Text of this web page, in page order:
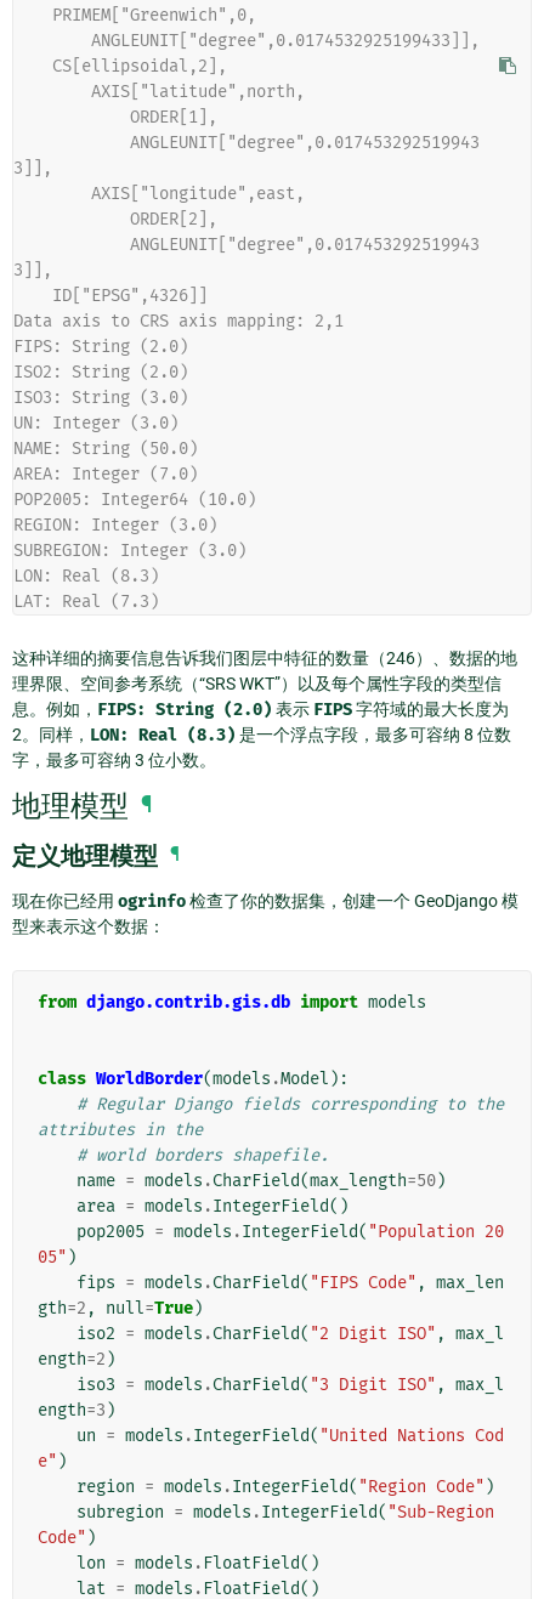
    PRIMEM["Greenwich",0,
        ANGLEUNIT["degree",0.0174532925199433]],
    CS[ellipsoidal,2],
        AXIS["latitude",north,
            ORDER[1],
3]],
        AXIS["longitude",east,
            ORDER[2],
3]],
    ID["EPSG",4326]]
Data axis to CRS axis mapping: 2,1
FIPS: String (2.0)
ISO2: String (2.0)
ISO3: String (3.0)
UN: Integer (3.0)
NAME: String (50.0)
AREA: Integer (7.0)
POP2005: Integer64 (10.0)
REGION: Integer (3.0)
SUBREGION: Integer (3.0)
LON: Real (8.3)
LAT: Real (7.3)
这种详细的摘要信息告诉我们图层中特征的数量（246）、数据的地
理界限、空间参考系统（“SRS WKT”）以及每个属性字段的类型信
息。例如， FIPS: String (2.0) 表示 FIPS字符域的最大长度为
2。同样， LON: Real (8.3) 是一个浮点字段，最多可容纳 8 位数
字，最多可容纳 3 位小数。
地理模型 ¶
定义地理模型 ¶
现在你已经用 ogrinfo检查了你的数据集，创建一个 GeoDjango 模
型来表示这个数据：
from django.contrib.gis.db import models
class WorldBorder(models .Model ):
# Regular Django fields corresponding to the
attributes in the
# world borders shapefile.
name = models .CharField(max_length=50)
area = models .IntegerField()
pop2005 = models .IntegerField( "Population 20
05" )
fips = models .CharField( "FIPS Code" , max_len
gth=2 , null=True)
iso2 = models .CharField( "2 Digit ISO" , max_l
ength=2 )
iso3 = models .CharField( "3 Digit ISO" , max_l
ength=3 )
un = models .IntegerField( "United Nations Cod
e" )
region = models .IntegerField( "Region Code" )
subregion = models .IntegerField( "Sub-Region
Code" )
lon = models . FloatField()
lat = models . FloatField()